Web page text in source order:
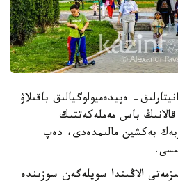
ەپيدەميولوگيالىق باقىلاۋ
باس مەملەكەتتىك
بەكشين مالىمدەدى، دەپ
الاڭىندا سويلەگەن سوزىندە